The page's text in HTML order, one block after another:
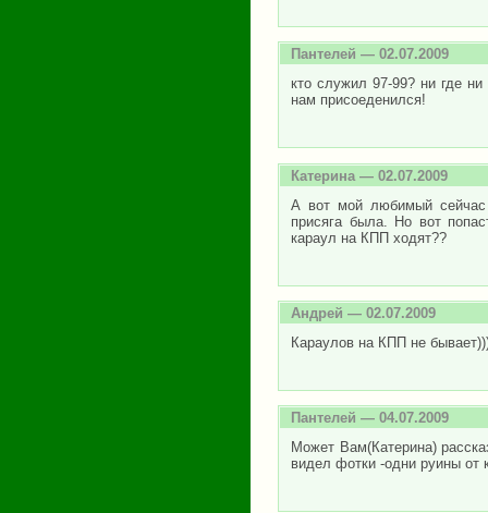
Пантелей — 02.07.2009
кто служил 97-99? ни где ни
нам присоеденился!
Катерина — 02.07.2009
А вот мой любимый
присяга была. Но вот
караул на КПП ходят??
Андрей — 02.07.2009
Караулов на КПП не
Пантелей — 04.07.2009
Может Вам(Катерина)
видел фотки -одни руины от